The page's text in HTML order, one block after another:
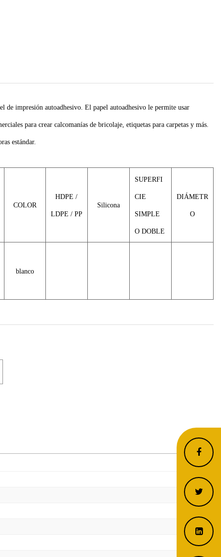
de impresión autoadhesivo. El papel autoadhesivo le permite usar
para crear calcomanías de bricolaje, etiquetas para carpetas y más.
estándar.
COLOR
HDPE /
LDPE / PP
Silicona
SUPERFI
CIE
SIMPLE
O DOBLE
DIÁMETR
O
blanco